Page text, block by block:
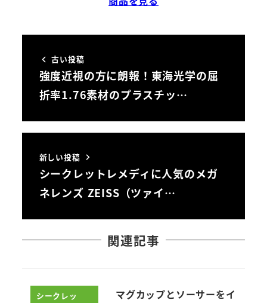
古い投稿
強度近視の方に朗報！東海光学の屈
折率1.76素材のプラスチッ…
新しい投稿
シークレットレメディに人気のメガ
ネレンズ ZEISS（ツァイ…
関連記事
シークレッ
マグカップとソーサーをイ